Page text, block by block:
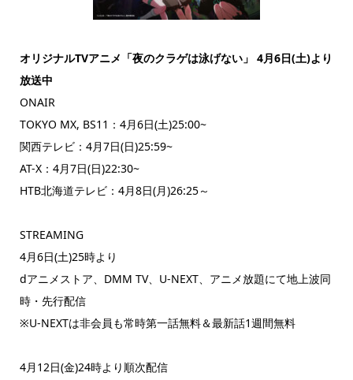
オリジナルTVアニメ「夜のクラゲは泳げない」 4月6日(土)より
放送中
ONAIR
TOKYO MX, BS11：4月6日(土)25:00~
関西テレビ：4月7日(日)25:59~
AT-X：4月7日(日)22:30~
HTB北海道テレビ：4月8日(月)26:25～
STREAMING
4月6日(土)25時より
dアニメストア、DMM TV、U-NEXT、アニメ放題にて地上波同
時・先行配信
※U-NEXTは非会員も常時第一話無料＆最新話1週間無料
4月12日(金)24時より順次配信